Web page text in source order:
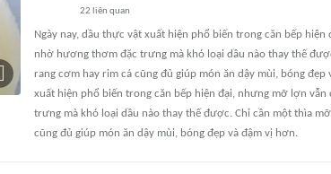
22 liên quan
Ngày nay, dầu thực vật xuất hiện phổ biến trong căn bếp
nhờ hương thơm đặc trưng mà khó loại dầu nào thay thế
rang cơm hay rim cá cũng đủ giúp món ăn dậy mùi, bóng đẹp
xuất hiện phổ biến trong căn bếp hiện đại, nhưng mỡ lợn
trưng mà khó loại dầu nào thay thế được. Chỉ cần một thìa
cũng đủ giúp món ăn dậy mùi, bóng đẹp và đậm vị hơn.